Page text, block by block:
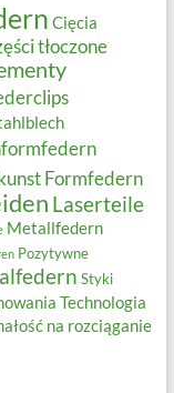
Cięcia
tłoczone
Formfedern
Laserteile
Metallfedern
Pozytywne
Styki
Technologia
na rozciąganie